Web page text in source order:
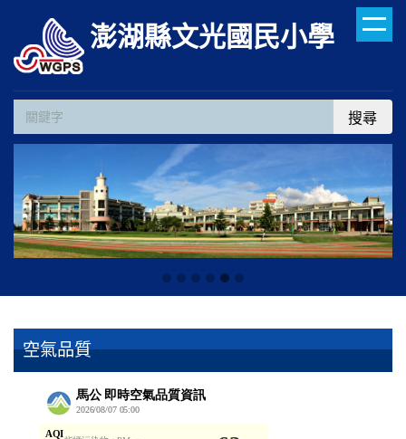
主
內
區
澎湖縣文光國民小學
搜尋
空氣品質